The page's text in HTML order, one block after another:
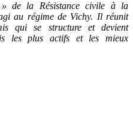
de la Résistance civile à la
au régime de Vichy. Il réunit
qui se structure et devient
les plus actifs et les mieux